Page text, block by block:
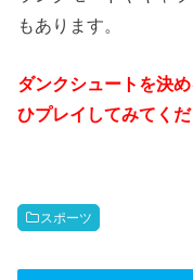
もあります。
ダンクシュートを決
ひプレイしてみてくだ
スポーツ